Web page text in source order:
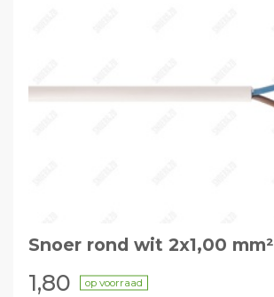
Snoer rond wit 2x1,00 mm²
1,80 op voorraad